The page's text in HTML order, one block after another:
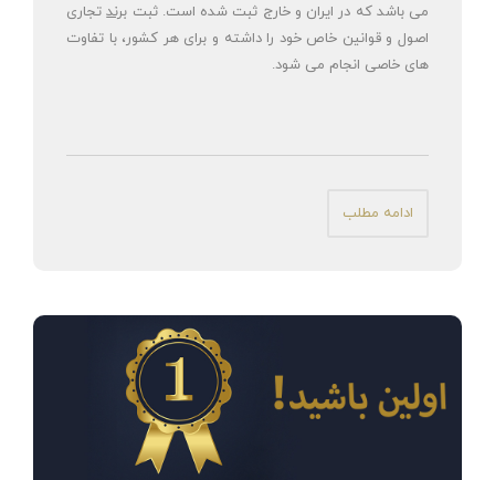
می باشد که در ایران و خارج ثبت شده است. ثبت برندتجاری
اصول و قوانین خاص خود را داشته و برای هر کشور، با تفاوت
های خاصی انجام می شود.
ادامه مطلب